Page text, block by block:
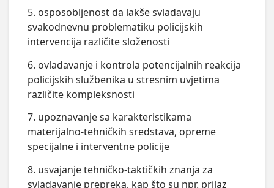
5. osposobljenost da lakše svladavaju
svakodnevnu problematiku policijskih
intervencija različite složenosti
6. ovladavanje i kontrola potencijalnih reakcija
policijskih službenika u stresnim uvjetima
različite kompleksnosti
7. upoznavanje sa karakteristikama
materijalno-tehničkih sredstava, opreme
specijalne i interventne policije
8. usvajanje tehničko-taktičkih znanja za
svladavanje prepreka, kap što su npr. prilaz